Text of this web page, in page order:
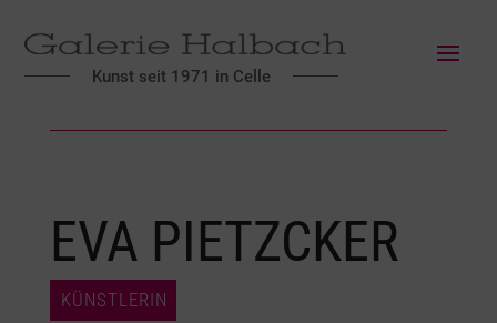
Kunst seit 1971 in Celle
EVA PIETZCKER
KÜNSTLERIN